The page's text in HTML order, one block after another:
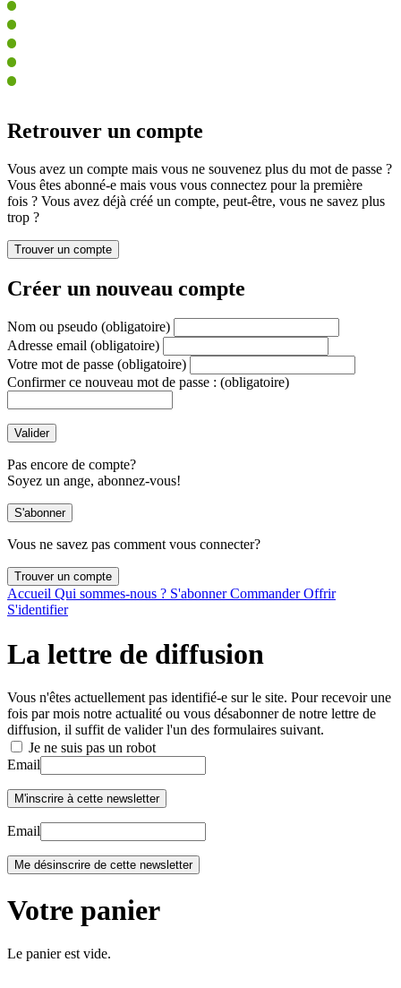
Retrouver un compte
Vous avez un compte mais vous ne souvenez plus du mot de passe ?
Vous êtes abonné-e mais vous vous connectez pour la première
fois ? Vous avez déjà créé un compte, peut-être, vous ne savez plus
trop ?
Créer un nouveau compte
Nom ou pseudo (obligatoire)
Adresse email (obligatoire)
Votre mot de passe (obligatoire)
Confirmer ce nouveau mot de passe : (obligatoire)
Pas encore de compte?
Soyez un ange, abonnez-vous!
Vous ne savez pas comment vous connecter?
Accueil Qui sommes-nous ? S'abonnerCommanderOffrir
S'identifier
La lettre de diffusion
Vous n'êtes actuellement pas identifié-e sur le site. Pour recevoir une
fois par mois notre actualité ou vous désabonner de notre lettre de
diffusion, il suffit de valider l'un des formulaires suivant.
Je ne suis pas un robot
Email
Email
Votre panier
Le panier est vide.